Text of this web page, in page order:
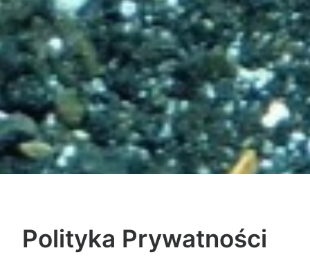
Polityka Prywatności